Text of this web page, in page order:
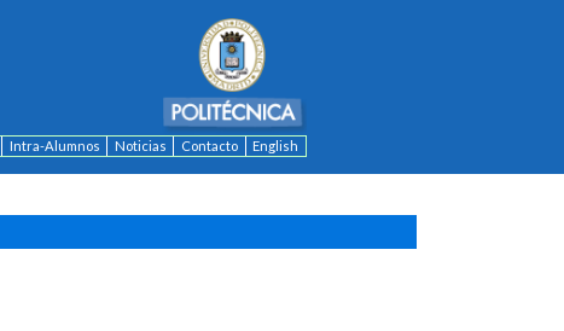
Intra-Alumnos Noticias Contacto English